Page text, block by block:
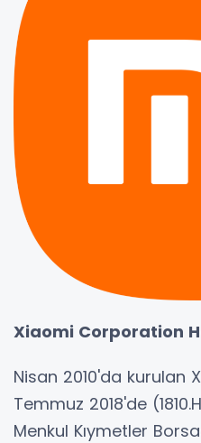
Xiaomi Corporation
Nisan 2010'da kurulan
Temmuz 2018'de
Menkul Kıymetler